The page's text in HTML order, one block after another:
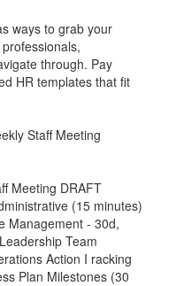
ways to grab your
through. Pay
HR templates that fit
Staff Meeting
Meeting DRAFT
(15 minutes)
Management - 30d,
Team
Action I racking
Plan Milestones (30